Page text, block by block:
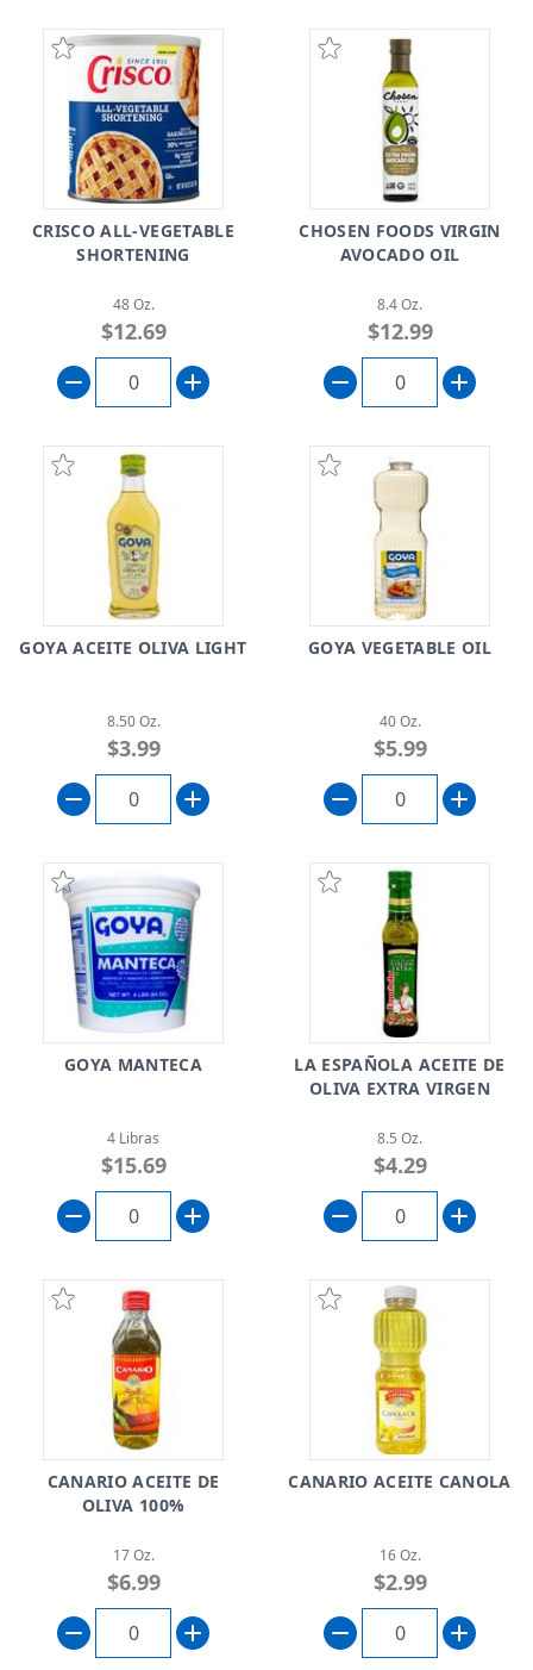
CRISCO ALL-VEGETABLE
SHORTENING
48 Oz.
$12.69
CHOSEN FOODS VIRGIN
AVOCADO OIL
8.4 Oz.
$12.99
GOYA ACEITE OLIVA LIGHT
8.50 Oz.
$3.99
GOYA VEGETABLE OIL
40 Oz.
$5.99
GOYA MANTECA
4 Libras
$15.69
LA ESPAÑOLA ACEITE DE
OLIVA EXTRA VIRGEN
8.5 Oz.
$4.29
CANARIO ACEITE DE
OLIVA 100%
17 Oz.
$6.99
CANARIO ACEITE CANOLA
16 Oz.
$2.99